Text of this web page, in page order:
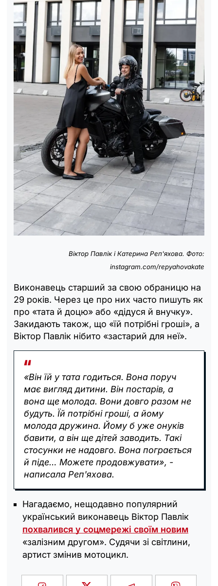
Віктор Павлік і Катерина Реп'яхова. Фото:
instagram.com/repyahovakate
Виконавець старший за свою обраницю на
29 років. Через це про них часто пишуть як
про «тата й доцю» або «дідуся й внучку».
Закидають також, що «їй потрібні гроші», а
Віктор Павлік нібито «застарий для неї».
«Він їй у тата годиться. Вона поруч
має вигляд дитини. Він постарів, а
вона ще молода. Вони довго разом не
будуть. Їй потрібні гроші, а йому
молода дружина. Йому б уже онуків
бавити, а він ще дітей заводить. Такі
стосунки не надовго. Вона пограється
й піде… Можете продовжувати», -
написала Реп'яхова.
Нагадаємо, нещодавно популярний
український виконавець Віктор Павлік
похвалився у соцмережі своїм новим
«залізним другом». Судячи зі світлини,
артист змінив мотоцикл.